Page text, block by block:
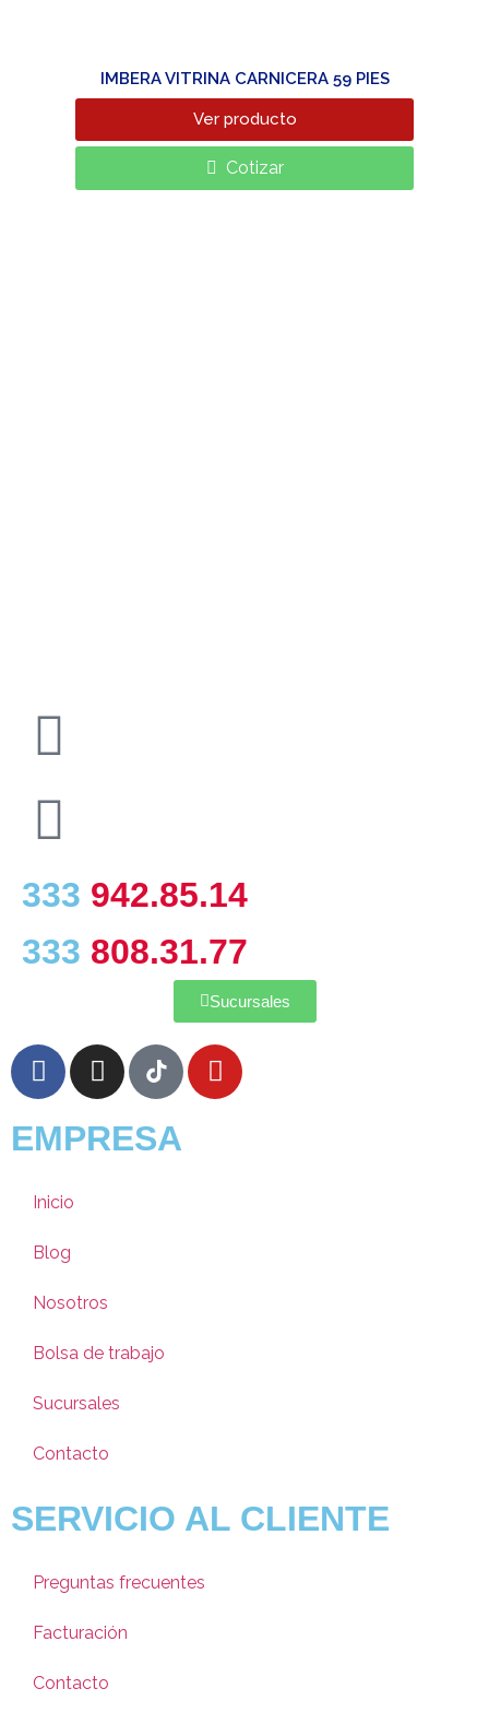
IMBERA VITRINA CARNICERA 59 PIES
Ver producto
Cotizar
333 942.85.14
333 808.31.77
Sucursales
EMPRESA
Inicio
Blog
Nosotros
Bolsa de trabajo
Sucursales
Contacto
SERVICIO AL CLIENTE
Preguntas frecuentes
Facturación
Contacto